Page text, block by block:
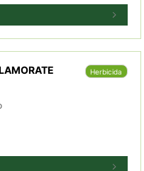
Herbicida